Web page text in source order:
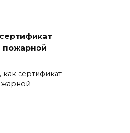
пожарной
как сертификат